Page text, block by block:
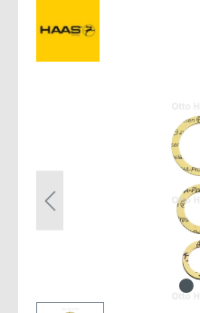
Bildergalerie überspringen